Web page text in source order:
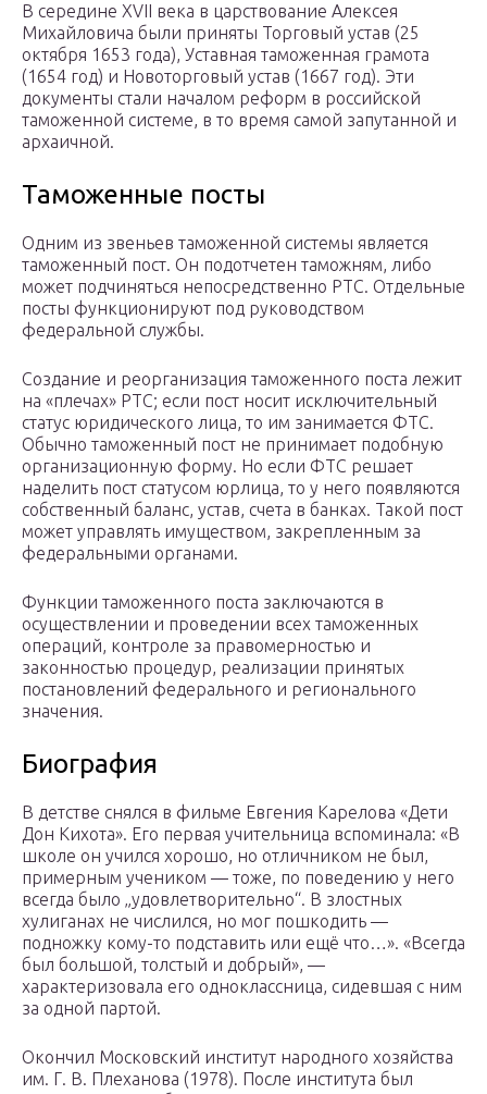
В середине XVII века в царствование Алексея
Михайловича были приняты Торговый устав (25
октября 1653 года), Уставная таможенная грамота
(1654 год) и Новоторговый устав (1667 год). Эти
документы стали началом реформ в российской
таможенной системе, в то время самой запутанной и
архаичной.
Таможенные посты
Одним из звеньев таможенной системы является
таможенный пост. Он подотчетен таможням, либо
может подчиняться непосредственно РТС. Отдельные
посты функционируют под руководством
федеральной службы.
Создание и реорганизация таможенного поста лежит
на «плечах» РТС; если пост носит исключительный
статус юридического лица, то им занимается ФТС.
Обычно таможенный пост не принимает подобную
организационную форму. Но если ФТС решает
наделить пост статусом юрлица, то у него появляются
собственный баланс, устав, счета в банках. Такой пост
может управлять имуществом, закрепленным за
федеральными органами.
Функции таможенного поста заключаются в
осуществлении и проведении всех таможенных
операций, контроле за правомерностью и
законностью процедур, реализации принятых
постановлений федерального и регионального
значения.
Биография
В детстве снялся в фильме Евгения Карелова «Дети
Дон Кихота». Его первая учительница вспоминала: «В
школе он учился хорошо, но отличником не был,
примерным учеником — тоже, по поведению у него
всегда было „удовлетворительно“. В злостных
хулиганах не числился, но мог пошкодить —
подножку кому-то подставить или ещё что…». «Всегда
был большой, толстый и добрый», —
характеризовала его одноклассница, сидевшая с ним
за одной партой.
Окончил Московский институт народного хозяйства
им. Г. В. Плеханова (1978). После института был